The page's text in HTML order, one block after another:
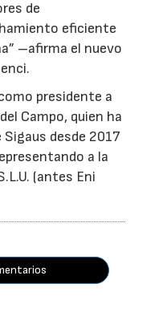
de
eficiente
–afirma el nuevo
presidente a
Campo, quien ha
Sigaus desde 2017
a la
(antes Eni